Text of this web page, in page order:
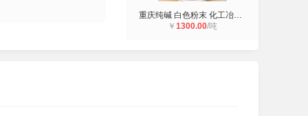
重庆纯碱 白色粉末 化工冶金玻璃及印
￥ 1300.00/吨